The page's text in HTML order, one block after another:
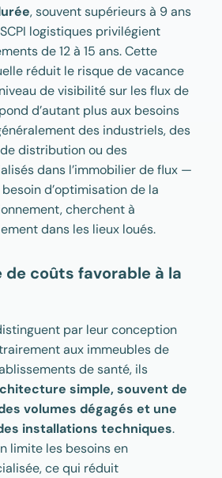
, souvent supérieurs à 9 ans
logistiques privilégient
de 12 à 15 ans. Cette
réduit le risque de vacance
de visibilité sur les flux de
d’autant plus aux besoins
des industriels, des
distribution ou des
dans l’immobilier de flux —
d’optimisation de la
cherchent à
dans les lieux loués.
coûts favorable à la
par leur conception
aux immeubles de
de santé, ils
simple, souvent de
volumes dégagés et une
installations techniques.
limite les besoins en
ce qui réduit